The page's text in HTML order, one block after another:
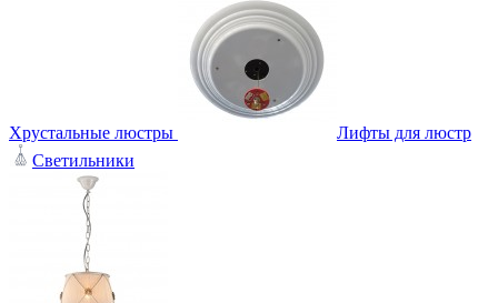
Хрустальные люстры
Лифты для люстр
Светильники